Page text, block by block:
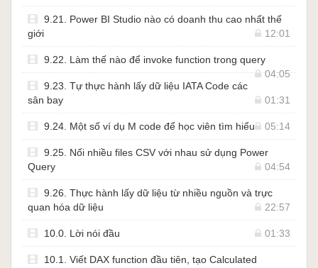
9.21. Power BI Studio nào có doanh thu cao nhất thế
giới
12:01
9.22. Làm thế nào để invoke function trong query
04:05
9.23. Tự thực hành lấy dữ liệu IATA Code các
sân bay
01:31
9.24. Một số ví dụ M code để học viên tìm hiểu 05:14
9.25. Nối nhiều files CSV với nhau sử dụng Power
Query
04:54
9.26. Thực hành lấy dữ liệu từ nhiều nguồn và trực
quan hóa dữ liệu
22:57
10.0. Lời nói đầu 01:33
10.1. Viết DAX function đầu tiên, tạo Calculated